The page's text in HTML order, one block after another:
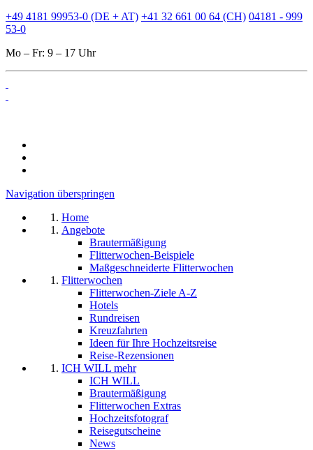
+49 4181 99953-0 (DE + AT) +41 32 661 00 64 (CH) 04181 - 999
53-0
Mo – Fr: 9 – 17 Uhr
Navigation überspringen
Home
Angebote
Brautermäßigung
Flitterwochen-Beispiele
Maßgeschneiderte Flitterwochen
Flitterwochen
Flitterwochen-Ziele A-Z
Hotels
Rundreisen
Kreuzfahrten
Ideen für Ihre Hochzeitsreise
Reise-Rezensionen
ICH WILL mehr
ICH WILL
Brautermäßigung
Flitterwochen Extras
Hochzeitsfotograf
Reisegutscheine
News